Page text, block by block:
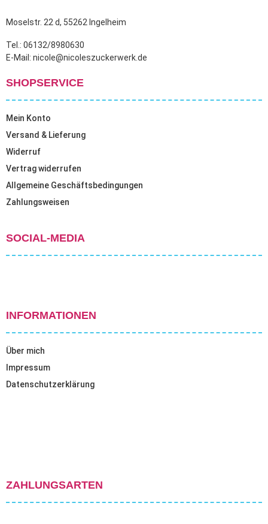
Moselstr. 22 d, 55262 Ingelheim
Tel.: 06132/8980630
E-Mail: nicole@nicoleszuckerwerk.de
SHOPSERVICE
Mein Konto
Versand & Lieferung
Widerruf
Vertrag widerrufen
Allgemeine Geschäftsbedingungen
Zahlungsweisen
SOCIAL-MEDIA
INFORMATIONEN
Über mich
Impressum
Datenschutzerklärung
ZAHLUNGSARTEN